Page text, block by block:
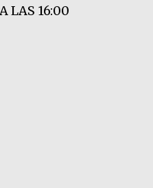
LAS 16:00